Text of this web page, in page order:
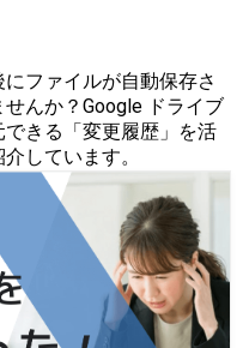
ファイルが自動保存さ
んか？Google ドライブ
きる「変更履歴」を活
しています。